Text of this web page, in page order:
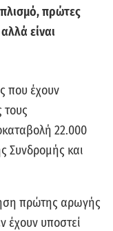
πρώτες
είναι
που έχουν
τους
22.000
Συνδρομής και
πρώτης αρωγής
έχουν υποστεί